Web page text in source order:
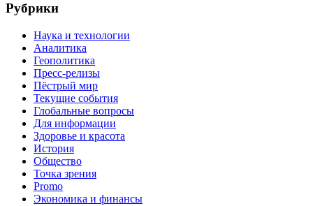
Рубрики
Наука и технологии
Аналитика
Геополитика
Пресс-релизы
Пёстрый мир
Текущие события
Глобальные вопросы
Для информации
Здоровье и красота
История
Общество
Точка зрения
Promo
Экономика и финансы